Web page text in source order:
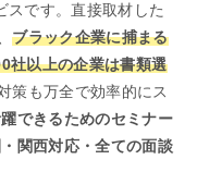
スです。直接取材した
ブラック企業に捕まる
社以上の企業は書類選
策も万全で効率的にス
できるためのセミナー
関西対応・全ての面談